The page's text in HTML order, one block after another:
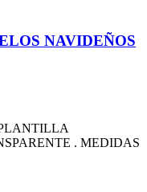
NAVIDEÑOS
. MEDIDAS